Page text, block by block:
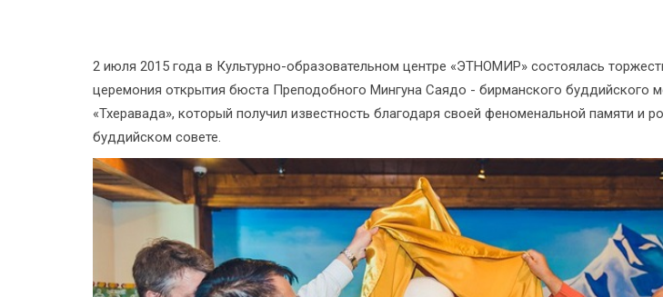
2 июля 2015 года в Культурно-образовательном центре «ЭТНОМИР» состоялась
церемония открытия бюста Преподобного Мингуна Саядо - бирманского буддийского
«Тхеравада», который получил известность благодаря своей феноменальной памяти и
буддийском совете.